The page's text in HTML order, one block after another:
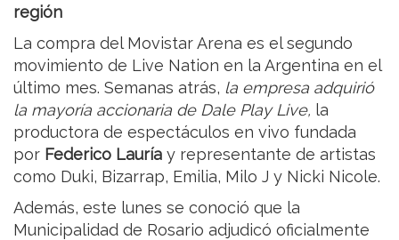
región
La compra del Movistar Arena es el segundo
movimiento de Live Nation en la Argentina en el
último mes. Semanas atrás, la empresa adquirió
la mayoría accionaria de Dale Play Live, la
productora de espectáculos en vivo fundada
por Federico Lauría y representante de artistas
como Duki, Bizarrap, Emilia, Milo J y Nicki Nicole.
Además, este lunes se conoció que la
Municipalidad de Rosario adjudicó oficialmente